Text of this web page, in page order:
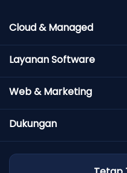
Cloud & Managed
Layanan Software
Web & Marketing
Dukungan